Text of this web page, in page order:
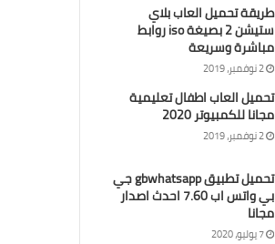
طريقة تحميل العاب بلاي
ستيشن 2 بصيغة iso روابط
مباشرة وسريعة
2 نوفمبر، 2019
تحميل العاب اطفال تعليمية
مجانا للكمبيوتر 2020
2 نوفمبر، 2019
تحميل تطبيق gbwhatsapp جي
بي واتس اب 7.60 احدث اصدار
مجانا
7 يوليو، 2020